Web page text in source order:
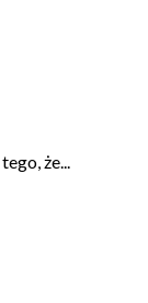
że...